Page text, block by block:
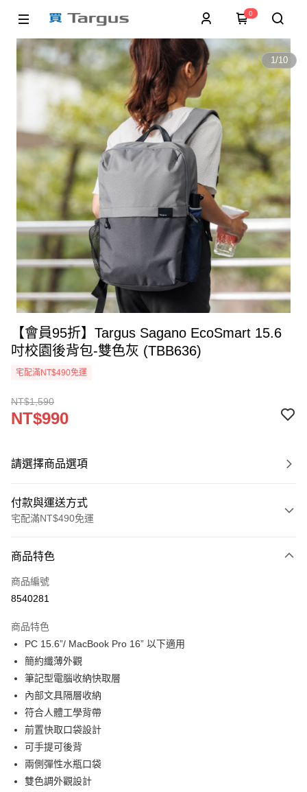
0
1/10
【會員95折】Targus Sagano EcoSmart 15.6
吋校園後背包-雙色灰 (TBB636)
宅配滿NT$490免運
NT$1,590
NT$990
請選擇商品選項
付款與運送方式
宅配滿NT$490免運
信用卡一次付款
信用卡分期付款
合作金庫商業銀行
華南商業銀行
彰化商業銀行
上海商業儲蓄銀行
國泰世華商業銀行
臺灣中小企業銀行
匯豐（台灣）商業銀行
聯邦商業銀行
元大商業銀行
玉山商業銀行
台新國際商業銀行
台灣樂天信用卡公司
6 期 0 利率 每期
華南商業銀行
上海商業儲蓄銀行
國泰世華商業銀行
臺灣中小企業銀行
匯豐（台灣）商業銀行
聯邦商業銀行
元大商業銀行
玉山商業銀行
台新國際商業銀行
LINE Pay
Apple Pay
街口支付
悠遊付
Google Pay
ATM付款
商品特色
商品編號
8540281
商品特色
PC 15.6”/ MacBook Pro 16” 以下適用
簡約纖薄外觀
筆記型電腦收納快取層
內部文具隔層收納
符合人體工學背帶
前置快取口袋設計
可手提可後背
兩側彈性水瓶口袋
雙色調外觀設計